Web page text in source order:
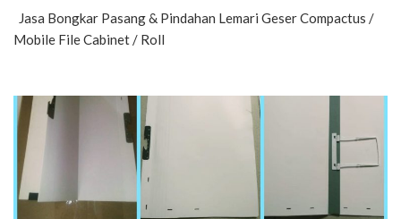
Jasa Bongkar Pasang & Pindahan Lemari Geser Compactus /
Mobile File Cabinet / Roll